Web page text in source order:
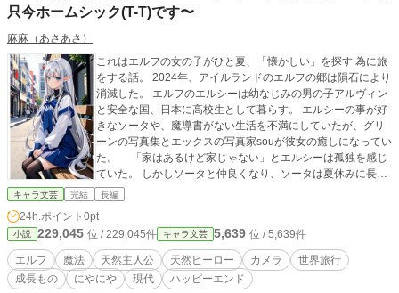
只今ホームシック(T-T)です〜
麻麻（あさあさ）
これはエルフの女の子がひと夏、「懐かしい」を探す 為に旅
をする話。 2024年、アイルランドのエルフの郷は隕石により
消滅した。 エルフのエルシーは幼なじみの男の子アルヴィン
と安全な国、日本に高校生として暮らす。 エルシーの事が好
きなソータや、魔導書がない生活を不満にしていたが、グリ
ーンの写真集とエックスの写真家souが彼女の癒しになってい
た。 「家はあるけど家じゃない」とエルシーは孤独を感じ
ていた。 しかしソータと仲良くなり、ソータは夏休みに長野
の写真撮影旅行にエルシーを誘う。 エルシーは彼に世界旅行
キャラ文芸 完結 長編
24h.ポイント 0pt
小説 229,045 位 / 229,045件 キャラ文芸 5,639 位 / 5,639件
エルフ 魔法 天然主人公 天然ヒーロー カメラ
世界旅行
成長もの
にやにや 現代 ハッピーエンド